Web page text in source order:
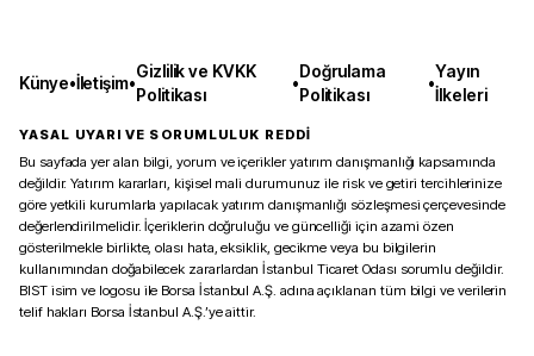
Künye•İletişim•
Gizlilik ve KVKK
Politikası
•
Doğrulama
Politikası
•
Yayın
İlkeleri
YASAL UYARI VE SORUMLULUK REDDİ
Bu sayfada yer alan bilgi, yorum ve içerikler yatırım danışmanlığı kapsamında
değildir. Yatırım kararları, kişisel mali durumunuz ile risk ve getiri tercihlerinize
göre yetkili kurumlarla yapılacak yatırım danışmanlığı sözleşmesi çerçevesinde
değerlendirilmelidir. İçeriklerin doğruluğu ve güncelliği için azami özen
gösterilmekle birlikte, olası hata, eksiklik, gecikme veya bu bilgilerin
kullanımından doğabilecek zararlardan İstanbul Ticaret Odası sorumlu değildir.
BIST isim ve logosu ile Borsa İstanbul A.Ş. adına açıklanan tüm bilgi ve verilerin
telif hakları Borsa İstanbul A.Ş.’ye aittir.